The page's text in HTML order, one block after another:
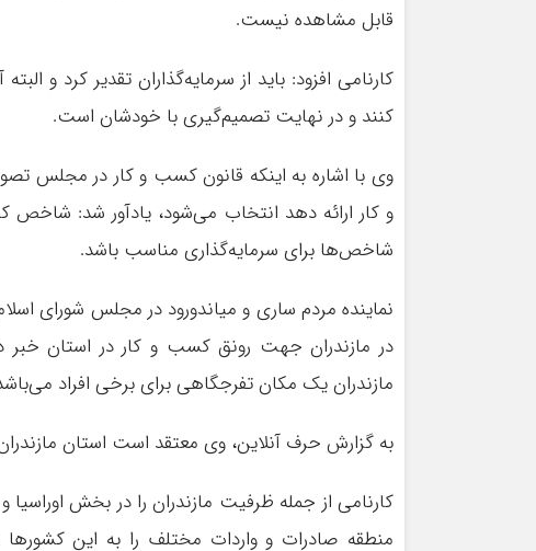
قابل مشاهده نیست.
کارنامی افزود: باید از سرمایه‌گذاران تقدیر کرد و
کنند و در نهایت تصمیم‌گیری با خودشان است.
وی با اشاره به اینکه قانون کسب و کار در مجلس
و کار ارائه دهد انتخاب می‌شود، یادآور شد:
شاخص‌ها برای سرمایه‌گذاری مناسب باشد.
در مازندران جهت رونق کسب و کار در استان خبر
مازندران یک مکان تفرجگاهی برای برخی افراد
به گزارش حرف آنلاین، وی معتقد است استان
کارنامی از جمله ظرفيت مازندران را در بخش
منطقه صادرات و واردات مختلف را به این